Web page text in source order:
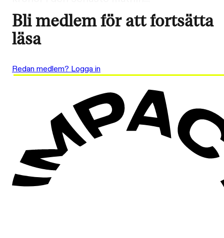
Bli medlem för att fortsätta
läsa
Redan medlem? Logga in